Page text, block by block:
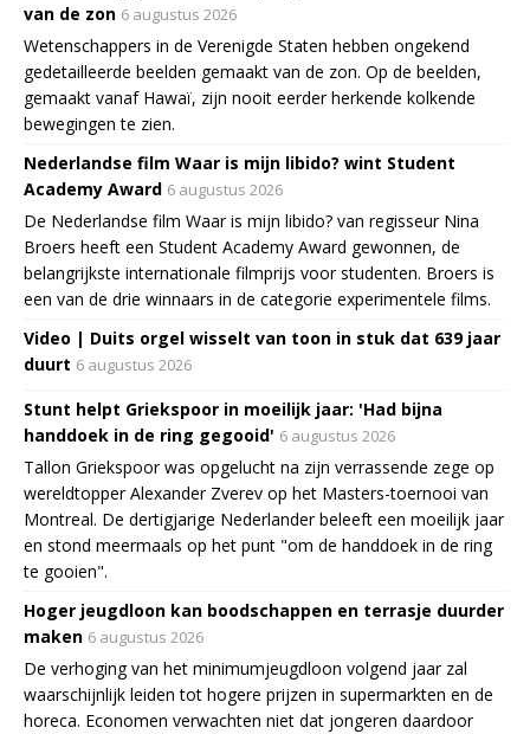
van de zon 6 augustus 2026
Wetenschappers in de Verenigde Staten hebben ongekend
gedetailleerde beelden gemaakt van de zon. Op de beelden,
gemaakt vanaf Hawaï, zijn nooit eerder herkende kolkende
bewegingen te zien.
Nederlandse film Waar is mijn libido? wint Student
Academy Award 6 augustus 2026
De Nederlandse film Waar is mijn libido? van regisseur Nina
Broers heeft een Student Academy Award gewonnen, de
belangrijkste internationale filmprijs voor studenten. Broers is
een van de drie winnaars in de categorie experimentele films.
Video | Duits orgel wisselt van toon in stuk dat 639 jaar
duurt 6 augustus 2026
Stunt helpt Griekspoor in moeilijk jaar: 'Had bijna
handdoek in de ring gegooid' 6 augustus 2026
Tallon Griekspoor was opgelucht na zijn verrassende zege op
wereldtopper Alexander Zverev op het Masters-toernooi van
Montreal. De dertigjarige Nederlander beleeft een moeilijk jaar
en stond meermaals op het punt "om de handdoek in de ring
te gooien".
Hoger jeugdloon kan boodschappen en terrasje duurder
maken 6 augustus 2026
De verhoging van het minimumjeugdloon volgend jaar zal
waarschijnlijk leiden tot hogere prijzen in supermarkten en de
horeca. Economen verwachten niet dat jongeren daardoor